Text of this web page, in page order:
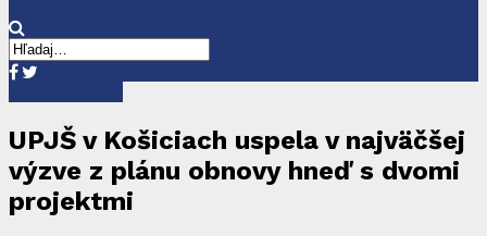
UPJŠ v Košiciach uspela v najväčšej
výzve z plánu obnovy hneď s dvomi
projektmi